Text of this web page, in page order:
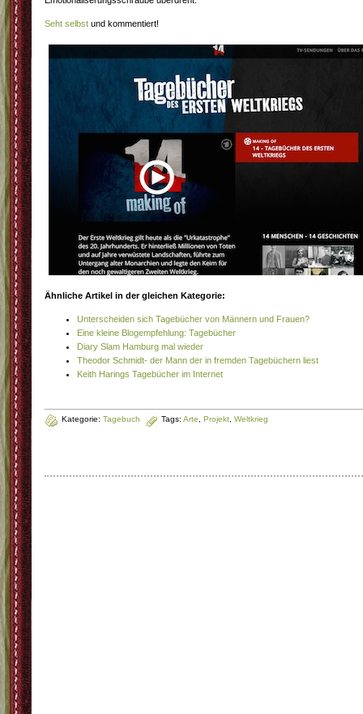
Seht selbst und kommentiert!
Ähnliche Artikel in der gleichen Kategorie:
Unterscheiden sich Tagebücher von Männern und Frauen?
Eine kleine Blogempfehlung: Tagebücher
Diary Slam Hamburg mal wieder
Theodor Schmidt- der Mann der in fremden Tagebüchern liest
Keith Harings Tagebücher im Internet
Kategorie: Tagebuch Tags: Arte Projekt Weltkrieg